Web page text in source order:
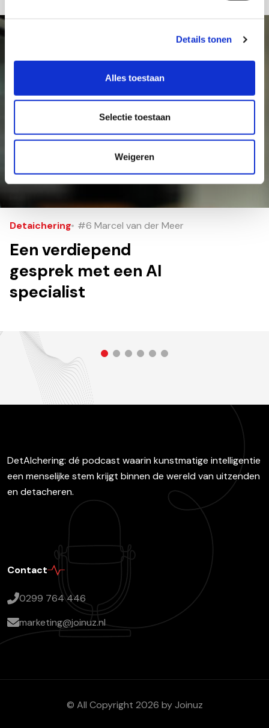
Details tonen
Alles toestaan
Selectie toestaan
Weigeren
Detaichering #6 Marcel van der Meer
Een verdiepend
gesprek met een AI
specialist
DetAIchering: dé podcast waarin kunstmatige intelligentie
een menselijke stem krijgt binnen de wereld van uitzenden
en detacheren.
Contact
0299 764 446
marketing@joinuz.nl
© All Copyright 2026 byJoinuz